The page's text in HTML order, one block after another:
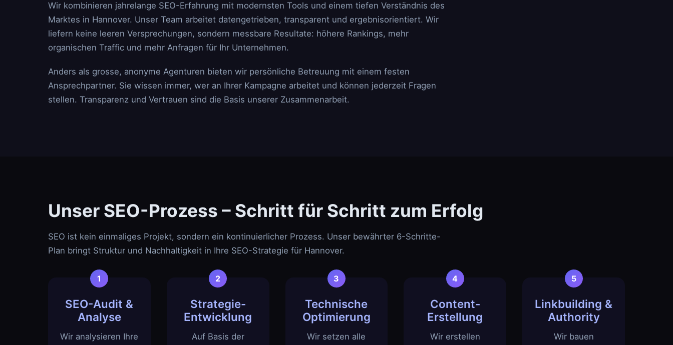
Wir kombinieren jahrelange SEO-Erfahrung mit modernsten Tools und einem tiefen Verständnis des
Marktes in Hannover. Unser Team arbeitet datengetrieben, transparent und ergebnisorientiert. Wir
liefern keine leeren Versprechungen, sondern messbare Resultate: höhere Rankings, mehr
organischen Traffic und mehr Anfragen für Ihr Unternehmen.
Anders als grosse, anonyme Agenturen bieten wir persönliche Betreuung mit einem festen
Ansprechpartner. Sie wissen immer, wer an Ihrer Kampagne arbeitet und können jederzeit Fragen
stellen. Transparenz und Vertrauen sind die Basis unserer Zusammenarbeit.
Unser SEO-Prozess – Schritt für Schritt zum Erfolg
SEO ist kein einmaliges Projekt, sondern ein kontinuierlicher Prozess. Unser bewährter 6-Schritte-
Plan bringt Struktur und Nachhaltigkeit in Ihre SEO-Strategie für Hannover.
SEO-Audit &
Analyse
Wir analysieren Ihre
Strategie-
Entwicklung
Auf Basis der
Technische
Optimierung
Wir setzen alle
Content-
Erstellung
Wir erstellen
Linkbuilding &
Authority
Wir bauen